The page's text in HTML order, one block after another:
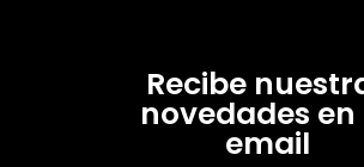
Recibe
novedades en
email